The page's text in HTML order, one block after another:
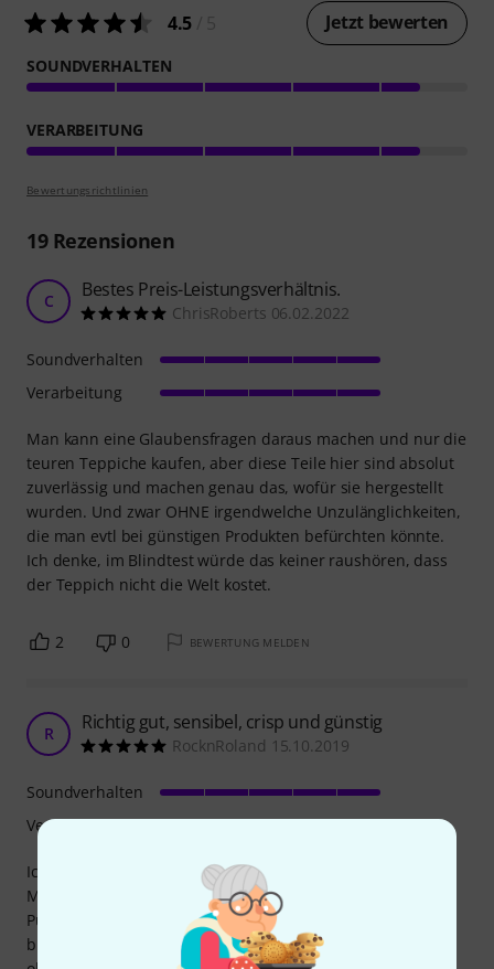
4.5 Jetzt bewerten
SOUNDVERHALTEN
VERARBEITUNG
Bewertungsrichtlinien
19Rezensionen
C Bestes Preis-Leistungsverhältnis.
ChrisRoberts 06.02.2022
Man kann eine Glaubensfragen daraus machen und nur die
teuren Teppiche kaufen, aber diese Teile hier sind absolut
zuverlässig und machen genau das, wofür sie hergestellt
wurden. Und zwar OHNE irgendwelche Unzulänglichkeiten,
die man evtl bei günstigen Produkten befürchten könnte.
Ich denke, im Blindtest würde das keiner raushören, dass
der Teppich nicht die Welt kostet.
Soundverhalten
Verarbeitung
2 0 BEWERTUNG MELDEN
R Richtig gut, sensibel, crisp und günstig
RocknRoland 15.10.2019
Ich hatte einige Teppiche zum Testen bestellt. Der
Millenium ist genausogut gearbeitet wie z. B. der
Puresound für 28 Euro. Er ist gerade, liegt perfekt auf und
bietet alles, was ich von einem Teppich erwarte. Sensibel,
Soundverhalten
Verarbeitung